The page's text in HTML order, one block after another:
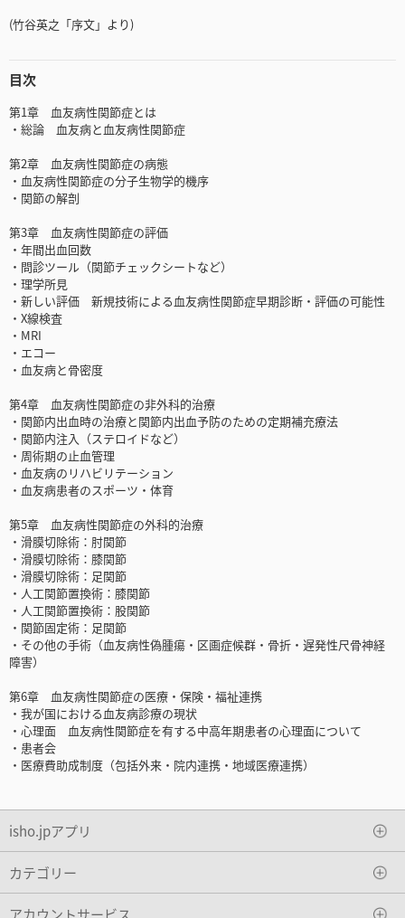
(竹谷英之「序文」より)
目次
第1章 血友病性関節症とは
・総論 血友病と血友病性関節症
第2章 血友病性関節症の病態
・血友病性関節症の分子生物学的機序
・関節の解剖
第3章 血友病性関節症の評価
・年間出血回数
・問診ツール（関節チェックシートなど）
・理学所見
・新しい評価 新規技術による血友病性関節症早期診断・評価の可能性
・X線検査
・MRI
・エコー
・血友病と骨密度
第4章 血友病性関節症の非外科的治療
・関節内出血時の治療と関節内出血予防のための定期補充療法
・関節内注入（ステロイドなど）
・周術期の止血管理
・血友病のリハビリテーション
・血友病患者のスポーツ・体育
第5章 血友病性関節症の外科的治療
・滑膜切除術：肘関節
・滑膜切除術：膝関節
・滑膜切除術：足関節
・人工関節置換術：膝関節
・人工関節置換術：股関節
・関節固定術：足関節
・その他の手術（血友病性偽腫瘍・区画症候群・骨折・遅発性尺骨神経
障害）
第6章 血友病性関節症の医療・保険・福祉連携
・我が国における血友病診療の現状
・心理面 血友病性関節症を有する中高年期患者の心理面について
・患者会
・医療費助成制度（包括外来・院内連携・地域医療連携）
isho.jpアプリ
カテゴリー
アカウントサービス